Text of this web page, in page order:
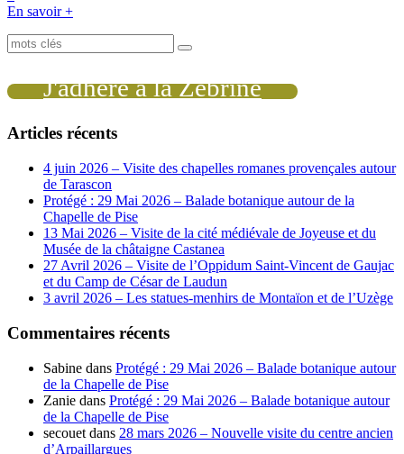
En savoir +
J'adhère à la Zébrine
Articles récents
4 juin 2026 – Visite des chapelles romanes provençales autour
de Tarascon
Protégé : 29 Mai 2026 – Balade botanique autour de la
Chapelle de Pise
13 Mai 2026 – Visite de la cité médiévale de Joyeuse et du
Musée de la châtaigne Castanea
27 Avril 2026 – Visite de l’Oppidum Saint-Vincent de Gaujac
et du Camp de César de Laudun
3 avril 2026 – Les statues-menhirs de Montaïon et de l’Uzège
Commentaires récents
Sabine dans Protégé : 29 Mai 2026 – Balade botanique autour
de la Chapelle de Pise
Zanie dans Protégé : 29 Mai 2026 – Balade botanique autour
de la Chapelle de Pise
secouet dans 28 mars 2026 – Nouvelle visite du centre ancien
d’Arpaillargues